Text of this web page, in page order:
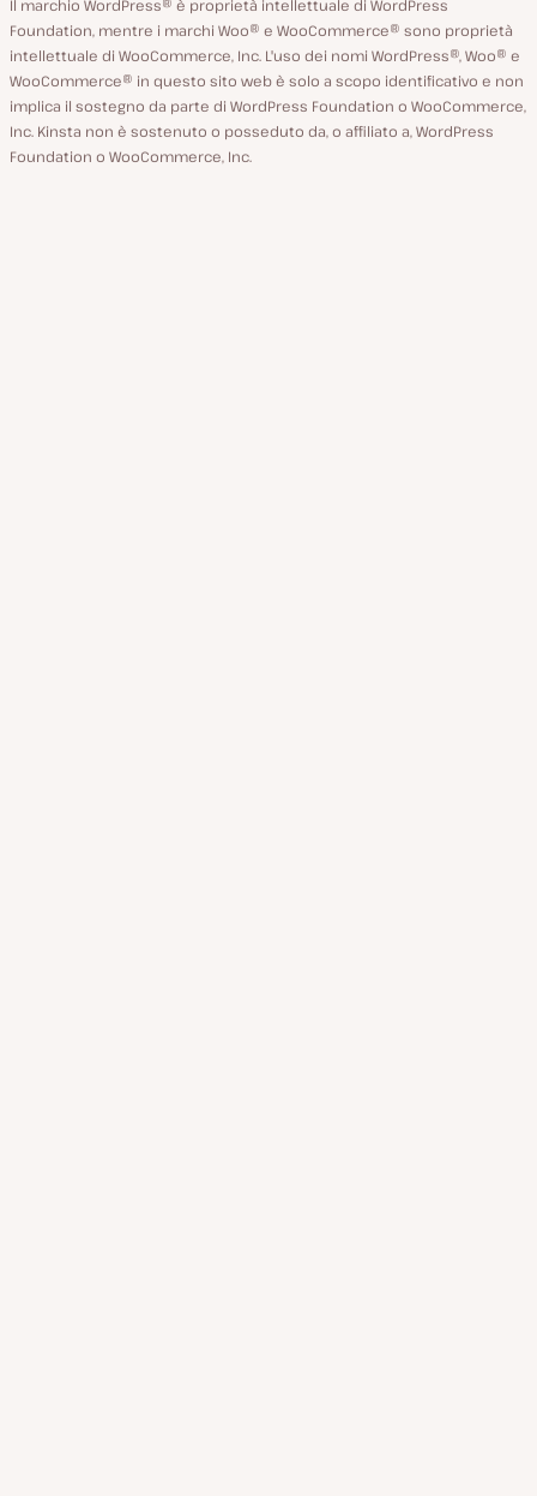
Il marchio WordPress® è proprietà intellettuale di WordPress
Foundation, mentre i marchi Woo® e WooCommerce® sono proprietà
intellettuale di WooCommerce, Inc. L'uso dei nomi WordPress®, Woo® e
WooCommerce® in questo sito web è solo a scopo identificativo e non
implica il sostegno da parte di WordPress Foundation o WooCommerce,
Inc. Kinsta non è sostenuto o posseduto da, o affiliato a, WordPress
Foundation o WooCommerce, Inc.